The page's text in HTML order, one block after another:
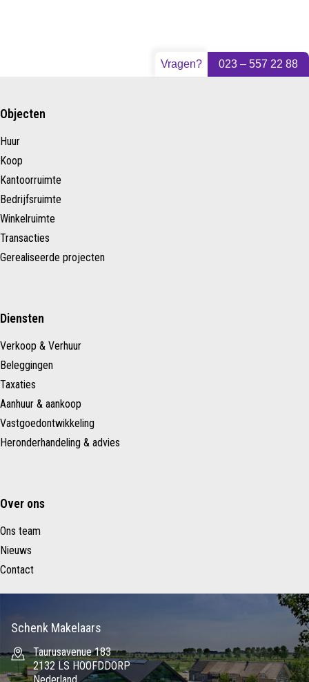
Vragen? 023 – 557 22 88
Objecten
Huur
Koop
Kantoorruimte
Bedrijfsruimte
Winkelruimte
Transacties
Gerealiseerde projecten
Diensten
Verkoop & Verhuur
Beleggingen
Taxaties
Aanhuur & aankoop
Vastgoedontwikkeling
Heronderhandeling & advies
Over ons
Ons team
Nieuws
Contact
Schenk Makelaars
Taurusavenue 183
2132 LS HOOFDDORP